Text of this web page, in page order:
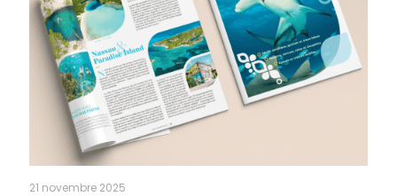
21 novembre 2025